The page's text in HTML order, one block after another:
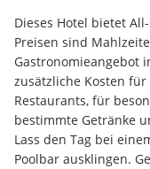
Dieses Hotel bietet
Preisen sind
Gastronomieangebot
zusätzliche Kosten
Restaurants, für
bestimmte Getränke
Lass den Tag bei
Poolbar ausklingen.